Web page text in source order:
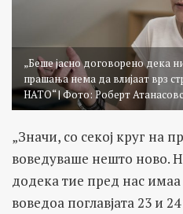
„Беше јасно договорено дека
прашања нема да влијаат врз
НАТО“ | Фото: Роберт
„Значи, со секој круг на
воведуваше нешто ново.
додека тие пред нас имаа
воведоа поглавјата 23 и